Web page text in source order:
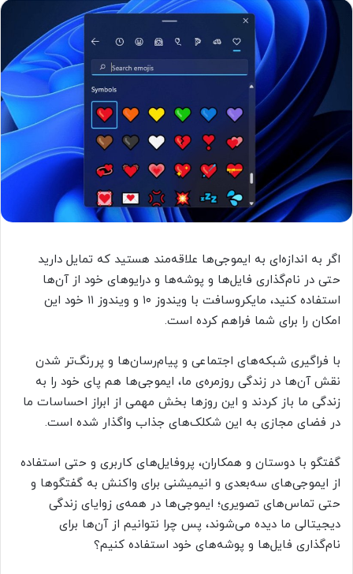
اگر به اندازه‌ای به ایموجی‌ها علاقه‌مند هستید که تمایل دارید
حتی در نام‌گذاری فایل‌ها و پوشه‌ها و درایوهای خود از آن‌ها
استفاده کنید، مایکروسافت با ویندوز ۱۰ و ویندوز ۱۱ خود این
امکان را برای شما فراهم کرده است.
با فراگیری شبکه‌های اجتماعی و پیام‌رسان‌ها و پررنگ‌تر شدن
نقش آن‌ها در زندگی روزمره‌ی ما، ایموجی‌ها هم پای خود را به
زندگی ما باز کردند و این روزها بخش مهمی از ابراز احساسات ما
در فضای مجازی به این شکلک‌های جذاب واگذار شده است.
گفتگو با دوستان و همکاران، پروفایل‌های کاربری و حتی استفاده
از ایموجی‌های سه‌بعدی و انیمیشنی برای واکنش به گفتگوها و
حتی تماس‌های تصویری؛ ایموجی‌ها در همه‌ی زوایای زندگی
دیجیتالی ما دیده می‌شوند، پس چرا نتوانیم از آن‌ها برای
نام‌گذاری فایل‌ها و پوشه‌های خود استفاده کنیم؟